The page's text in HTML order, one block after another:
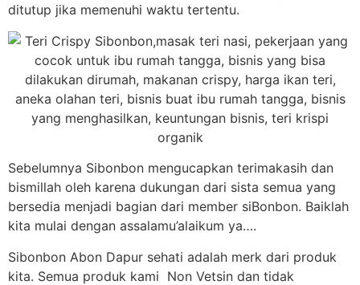
ditutup jika memenuhi waktu tertentu.
Sebelumnya Sibonbon mengucapkan terimakasih dan
bismillah oleh karena dukungan dari sista semua yang
bersedia menjadi bagian dari member siBonbon. Baiklah
kita mulai dengan assalamu’alaikum ya….
Sibonbon Abon Dapur sehati adalah merk dari produk
kita. Semua produk kami Non Vetsin dan tidak